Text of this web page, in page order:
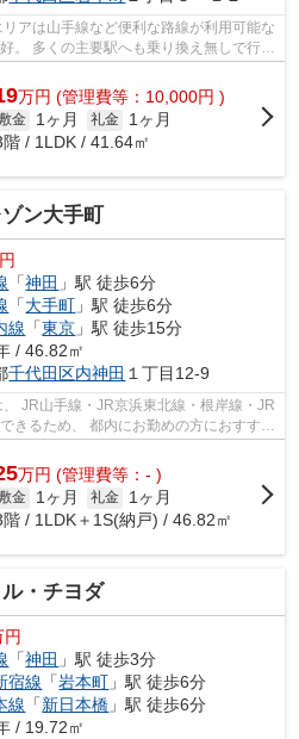
。 多くの主要駅へも乗り換え無しで行く
...
万円 (管理費等：10,000円 )
金 1ヶ月 礼金
1ヶ月
階 / 1LDK / 41.64㎡
ン大手町
「神田 」駅 徒歩6分
「大手町 」駅 徒歩6分
線 「東京 」駅 徒歩15分
/ 46.82㎡
千代田区内神田 １丁目12-9
きるため、 都内にお勤めの方におすすめ
...
万円 (管理費等：- )
金 1ヶ月 礼金
1ヶ月
階 / 1LDK＋1S(納戸) / 46.82㎡
ル・チヨダ
円
「神田 」駅 徒歩3分
宿線 「岩本町 」駅 徒歩6分
線 「新日本橋 」駅 徒歩6分
/ 19.72㎡